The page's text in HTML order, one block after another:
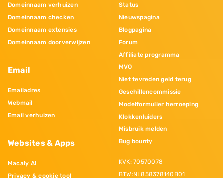
Domeinnaam verhuizen
Domeinnaam checken
Domeinnaam extensies
Domeinnaam doorverwijzen
Email
Emailadres
Webmail
Email verhuizen
Websites & Apps
Macaly AI
Privacy & cookie tool
Status
Nieuwspagina
Blogpagina
Forum
Affiliate programma
MVO
Niet tevreden geld terug
Geschillencommissie
Modelformulier herroeping
Klokkenluiders
Misbruik melden
Bug bounty
KVK: 70570078
BTW:NL858378140B01